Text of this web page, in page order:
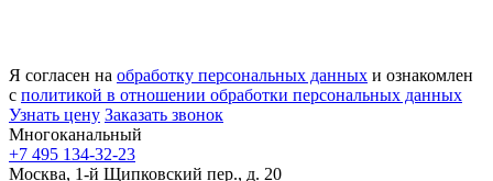
Я согласен на обработку персональных данных и ознакомлен
с политикой в отношении обработки персональных данных
Узнать цену Заказать звонок
Многоканальный
+7 495 134-32-23
Москва, 1-й Щипковский пер., д. 20